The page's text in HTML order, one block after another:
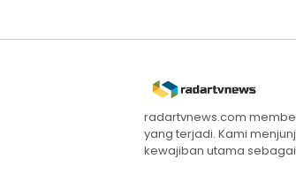
radartvnews.com
yang terjadi. Kami
kewajiban utama